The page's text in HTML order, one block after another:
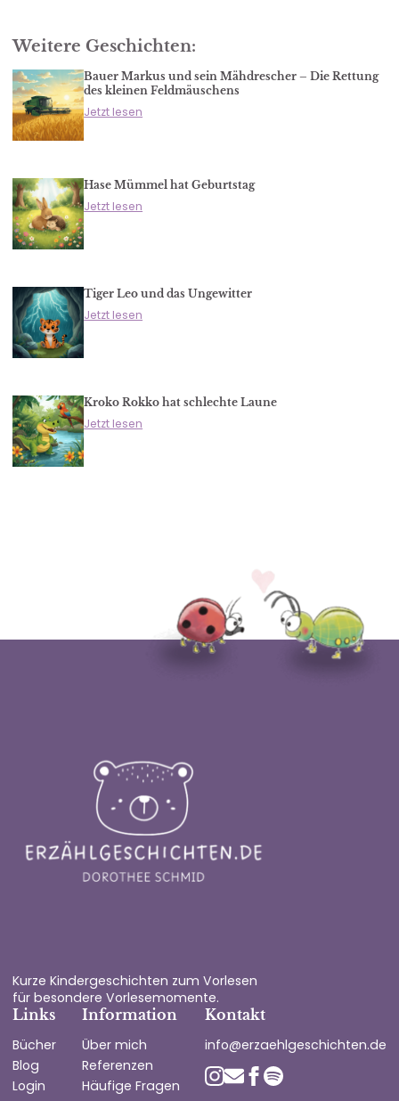
Weitere Geschichten:
Bauer Markus und sein Mähdrescher – Die Rettung
des kleinen Feldmäuschens
Jetzt lesen
Hase Mümmel hat Geburtstag
Jetzt lesen
Tiger Leo und das Ungewitter
Jetzt lesen
Kroko Rokko hat schlechte Laune
Jetzt lesen
Kurze Kindergeschichten zum Vorlesen
für besondere Vorlesemomente.
Links
Bücher
Blog
Login
Information
Über mich
Referenzen
Häufige Fragen
Kontakt
info@erzaehlgeschichten.de